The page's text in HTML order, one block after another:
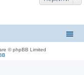
© phpBB Limited